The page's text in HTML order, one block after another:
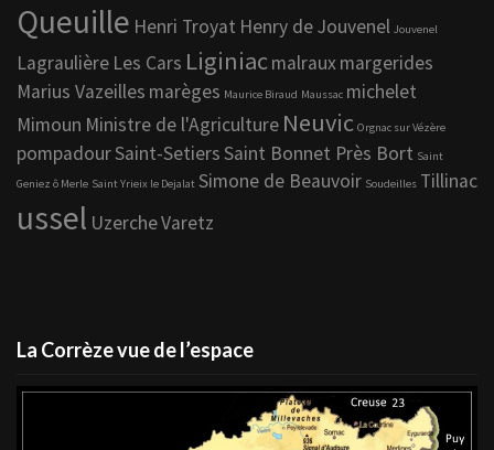
Queuille Henri Troyat Henry de Jouvenel Jouvenel
Lagraulière Les Cars Liginiacmalrauxmargerides
Marius Vazeilles marèges Maurice Biraud Maussac michelet
Mimoun Ministre de l'Agriculture Neuvic Orgnac sur Vézère
pompadourSaint-SetiersSaint Bonnet Près Bort Saint
Geniez ô Merle Saint Yrieix le Dejalat Simone de Beauvoir Soudeilles Tillinac
ussel UzercheVaretz
La Corrèze vue de l’espace